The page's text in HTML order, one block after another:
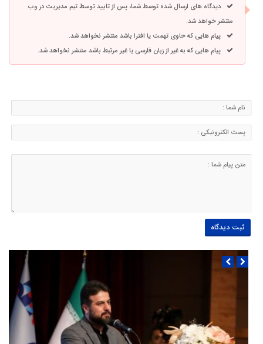
دیدگاه های ارسال شده توسط شما، پس از تایید توسط تیم مدیریت در وب
منتشر خواهد شد.
پیام هایی که حاوی تهمت یا افترا باشد منتشر نخواهد شد.
پیام هایی که به غیر از زبان فارسی یا غیر مرتبط باشد منتشر نخواهد شد.